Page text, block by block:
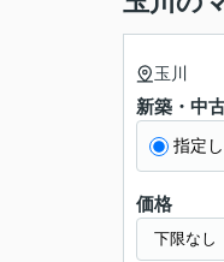
玉川
新築・中
指定
価格